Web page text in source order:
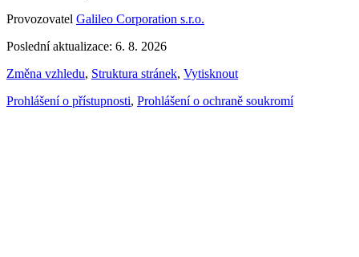
Provozovatel Galileo Corporation s.r.o.
Poslední aktualizace: 6. 8. 2026
Změna vzhledu, Struktura stránek, Vytisknout
Prohlášení o přístupnosti, Prohlášení o ochraně soukromí